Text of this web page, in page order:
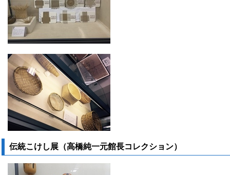
伝統こけし展（高橋純一元館長コレクション）